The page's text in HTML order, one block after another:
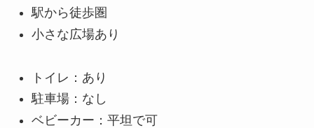
駅から徒歩圏
小さな広場あり
トイレ：あり
駐車場：なし
ベビーカー：平坦で可